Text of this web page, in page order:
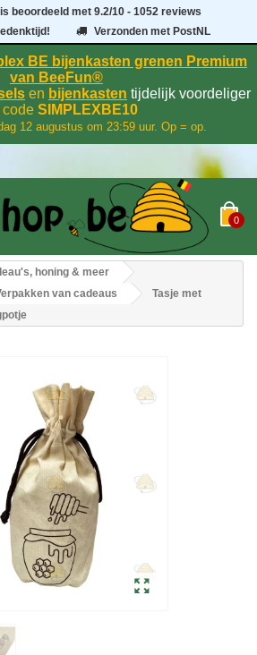
is beoordeeld met9.2/10 - 1052 reviews
Verzonden met PostNL
BE bijenkasten grenen Premium
van BeeFun®
en bijenkasten tijdelijk voordeliger
codeSIMPLEXBE10
12 augustus om 23:59 uur. Op = op.
0
honing & meer
van cadeaus
Tasje met